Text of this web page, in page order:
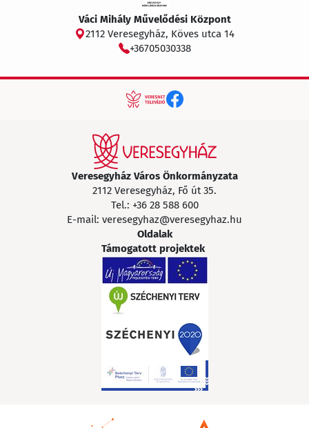
Váci Mihály Művelődési Központ
2112 Veresegyház, Köves utca 14
+36705030338
Veresegyház Város Önkormányzata
2112 Veresegyház, Fő út 35.
Tel.: +36 28 588 600
E-mail: veresegyhaz@veresegyhaz.hu
Oldalak
Támogatott projektek